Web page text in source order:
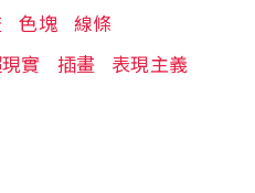
色塊 線條
實 插畫
表現主義